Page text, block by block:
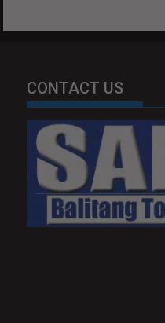
CONTACT US